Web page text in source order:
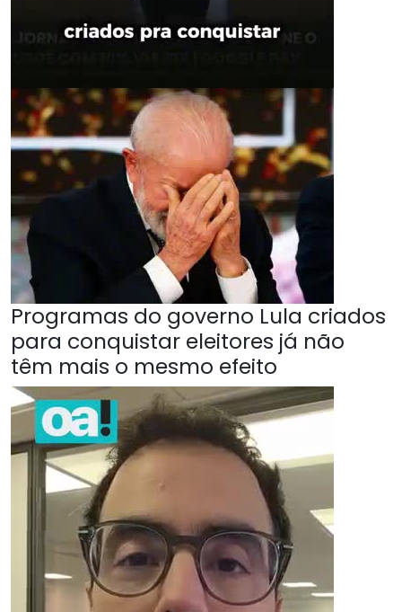
Programas do governo Lula criados
para conquistar eleitores já não
têm mais o mesmo efeito